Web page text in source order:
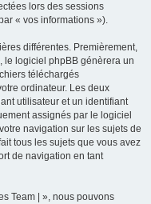
lors des sessions
« vos informations »).
différentes. Premièrement,
le logiciel phpBB génèrera un
téléchargés
ordinateur. Les deux
utilisateur et un identifiant
assignés par le logiciel
navigation sur les sujets de
tous les sujets que vous avez
de navigation en tant
Team | », nous pouvons